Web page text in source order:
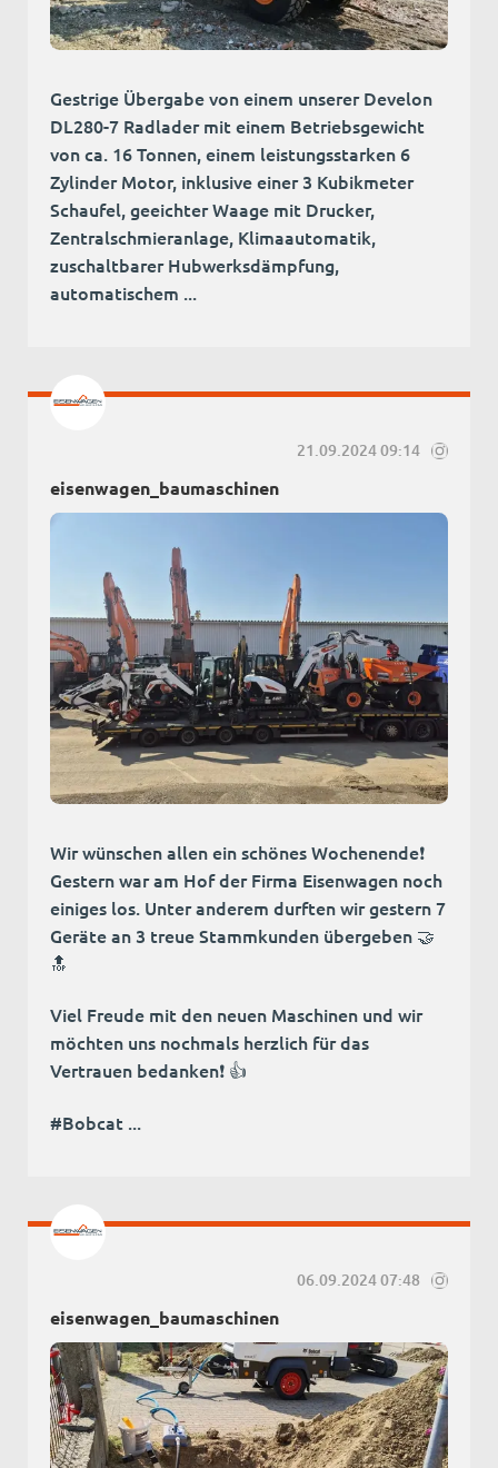
Gestrige Übergabe von einem unserer Develon
DL280-7 Radlader mit einem Betriebsgewicht
von ca. 16 Tonnen, einem leistungsstarken 6
Zylinder Motor, inklusive einer 3 Kubikmeter
Schaufel, geeichter Waage mit Drucker,
Zentralschmieranlage, Klimaautomatik,
zuschaltbarer Hubwerksdämpfung,
automatischem ...
21.09.2024 09:14
eisenwagen_baumaschinen
Wir wünschen allen ein schönes Wochenende❗
Gestern war am Hof der Firma Eisenwagen noch
einiges los. Unter anderem durften wir gestern 7
Geräte an 3 treue Stammkunden übergeben 🤝
🔝
Viel Freude mit den neuen Maschinen und wir
möchten uns nochmals herzlich für das
Vertrauen bedanken❗ 👍
#Bobcat ...
06.09.2024 07:48
eisenwagen_baumaschinen